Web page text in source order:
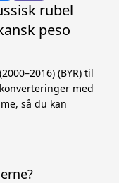
rubel
peso
(BYR) til
med
så du kan